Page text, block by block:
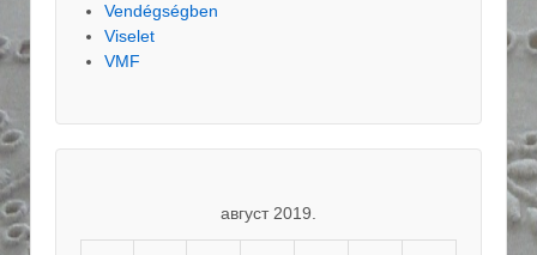
Vendégségben
Viselet
VMF
август 2019.